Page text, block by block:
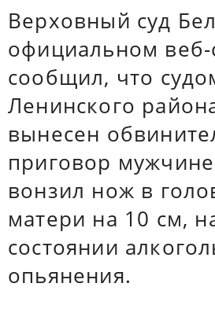
Верховный суд
официальном веб-
сообщил, что
Ленинского
вынесен
приговор
вонзил нож в
матери на 10 см,
состоянии
опьянения.